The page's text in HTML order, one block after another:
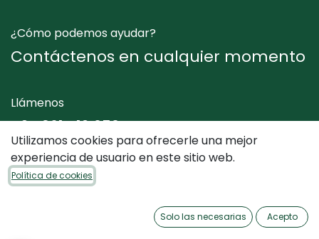
¿Cómo podemos ayudar?
Contáctenos en cualquier momento
Llámenos
+34 961 412 050
Envíenos un mensaje
Utilizamos cookies para ofrecerle una mejor
experiencia de usuario en este sitio web.
Política de cookies
Solo las necesarias Acepto